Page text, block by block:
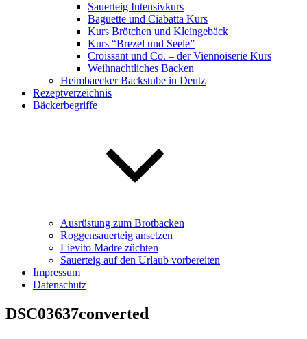
Sauerteig Intensivkurs
Baguette und Ciabatta Kurs
Kurs Brötchen und Kleingebäck
Kurs “Brezel und Seele”
Croissant und Co. – der Viennoiserie Kurs
Weihnachtliches Backen
Heimbaecker Backstube in Deutz
Rezeptverzeichnis
Bäckerbegriffe
Ausrüstung zum Brotbacken
Roggensauerteig ansetzen
Lievito Madre züchten
Sauerteig auf den Urlaub vorbereiten
Impressum
Datenschutz
DSC03637converted